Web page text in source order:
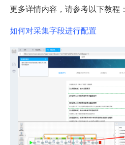
更多详情内容，请参考以下教程：
如何对采集字段进行配置